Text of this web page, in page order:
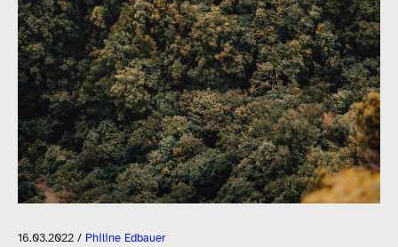
16.03.2022 / Philine Edbauer